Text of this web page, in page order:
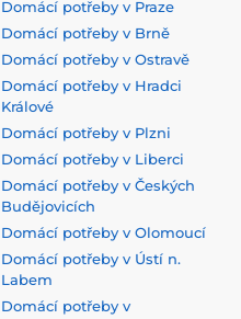
Domácí potřeby v Praze
Domácí potřeby v Brně
Domácí potřeby v Ostravě
Domácí potřeby v Hradci
Králové
Domácí potřeby v Plzni
Domácí potřeby v Liberci
Domácí potřeby v Českých
Budějovicích
Domácí potřeby v Olomoucí
Domácí potřeby v Ústí n.
Labem
Domácí potřeby v